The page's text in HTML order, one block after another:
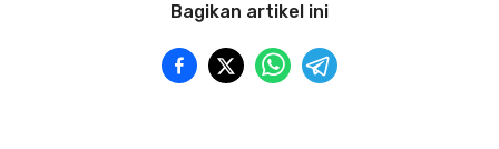
Bagikan artikel ini